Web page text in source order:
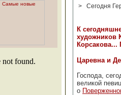
>
Сегодня
К
художников
Корсакова...
Царевна и
Господа,
великой
о